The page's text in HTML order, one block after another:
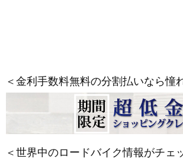
＜金利手数料無料の分割払いなら憧
＜世界中のロードバイク情報がチェ